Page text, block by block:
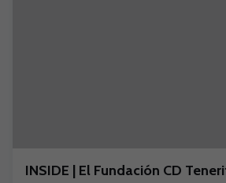
INSIDE | El Fundación CD